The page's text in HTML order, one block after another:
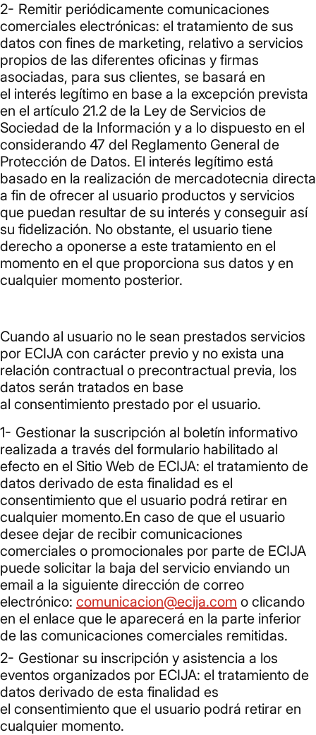
Remitir periódicamente comunicaciones
comerciales electrónicas: el tratamiento de sus
datos con fines de marketing, relativo a servicios
propios de las diferentes oficinas y firmas
asociadas, para sus clientes, se basará en
el interés legítimo en base a la excepción prevista
en el artículo 21.2 de la Ley de Servicios de
Sociedad de la Información y a lo dispuesto en el
considerando 47 del Reglamento General de
Protección de Datos. El interés legítimo está
basado en la realización de mercadotecnia directa
a fin de ofrecer al usuario productos y servicios
que puedan resultar de su interés y conseguir así
su fidelización. No obstante, el usuario tiene
derecho a oponerse a este tratamiento en el
momento en el que proporciona sus datos y en
cualquier momento posterior.
Cuando al usuario no le sean prestados servicios
por ECIJA con carácter previo y no exista una
relación contractual o precontractual previa, los
datos serán tratados en base
al consentimiento prestado por el usuario.
Gestionar la suscripción al boletín informativo
realizada a través del formulario habilitado al
efecto en el Sitio Web de ECIJA: el tratamiento de
datos derivado de esta finalidad es el
consentimiento que el usuario podrá retirar en
cualquier momento.En caso de que el usuario
desee dejar de recibir comunicaciones
comerciales o promocionales por parte de ECIJA
puede solicitar la baja del servicio enviando un
email a la siguiente dirección de correo
electrónico: comunicacion@ecija.com o clicando
en el enlace que le aparecerá en la parte inferior
de las comunicaciones comerciales remitidas.
Gestionar su inscripción y asistencia a los
eventos organizados por ECIJA: el tratamiento de
datos derivado de esta finalidad es
el consentimiento que el usuario podrá retirar en
cualquier momento.